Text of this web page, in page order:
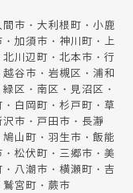
市・大利根町・小鹿
加須市・神川町・上
川辺町・北本市・行
谷市・岩槻区・浦和
区・南区・見沼区・
白岡町・杉戸町・草
市・戸田市・長瀞
山町・羽生市・飯能
松伏町・三郷市・美
八潮市・横瀬町・吉
宮町・蕨市